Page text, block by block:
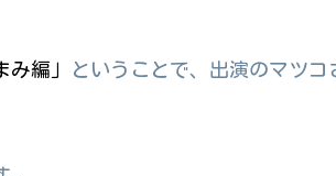
み編」
ということで、出演のマツ